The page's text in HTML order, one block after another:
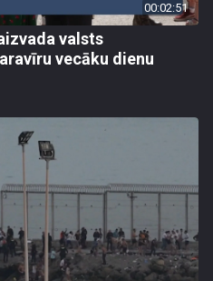
00:02:51
valsts
vecāku dienu